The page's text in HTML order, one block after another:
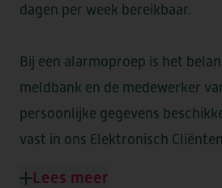
dagen per week bereikbaar.
Bij een alarmoproep is het
meldbank en de medewerker
persoonlijke gegevens
vast in ons Elektronisch
Lees meer